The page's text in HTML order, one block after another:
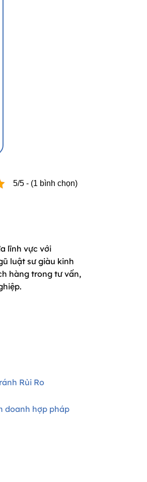
5/5 - (1 bình chọn)
lĩnh vực với
luật sư giàu kinh
hàng trong tư vấn,
Rủi Ro
doanh hợp pháp